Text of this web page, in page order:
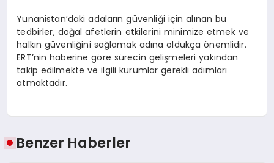
Yunanistan’daki adaların güvenliği için alınan bu
tedbirler, doğal afetlerin etkilerini minimize etmek ve
halkın güvenliğini sağlamak adına oldukça önemlidir.
ERT’nin haberine göre sürecin gelişmeleri yakından
takip edilmekte ve ilgili kurumlar gerekli adımları
atmaktadır.
Benzer Haberler